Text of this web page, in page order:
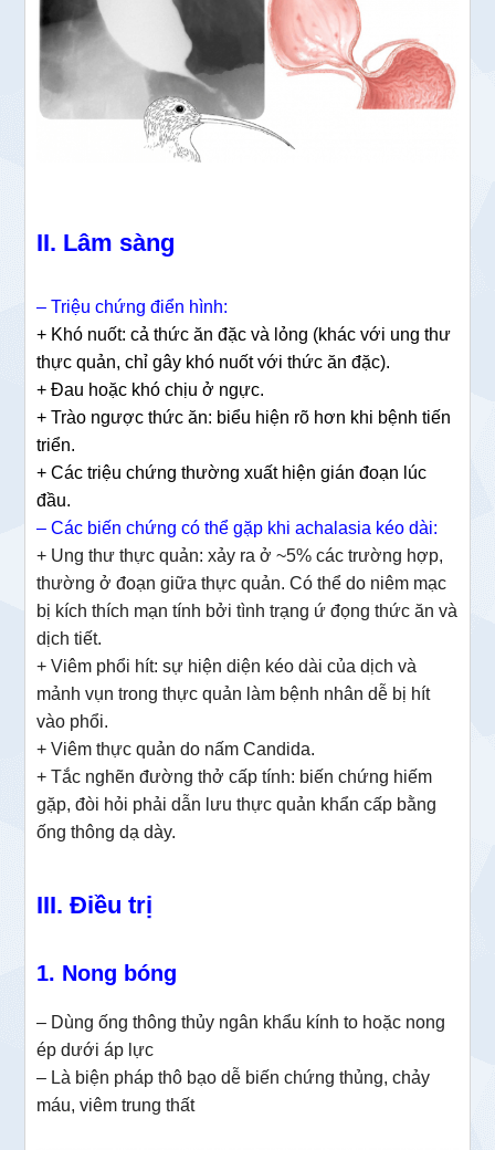
II. Lâm sàng
– Triệu chứng điển hình:
+ Khó nuốt: cả thức ăn đặc và lỏng (khác với ung thư
thực quản, chỉ gây khó nuốt với thức ăn đặc).
+ Đau hoặc khó chịu ở ngực.
+ Trào ngược thức ăn: biểu hiện rõ hơn khi bệnh tiến
triển.
+ Các triệu chứng thường xuất hiện gián đoạn lúc
đầu.
– Các biến chứng có thể gặp khi achalasia kéo dài:
+ Ung thư thực quản: xảy ra ở ~5% các trường hợp,
thường ở đoạn giữa thực quản. Có thể do niêm mạc
bị kích thích mạn tính bởi tình trạng ứ đọng thức ăn và
dịch tiết.
+ Viêm phổi hít: sự hiện diện kéo dài của dịch và
mảnh vụn trong thực quản làm bệnh nhân dễ bị hít
vào phổi.
+ Viêm thực quản do nấm Candida.
+ Tắc nghẽn đường thở cấp tính: biến chứng hiếm
gặp, đòi hỏi phải dẫn lưu thực quản khẩn cấp bằng
ống thông dạ dày.
III. Điều trị
1. Nong bóng
– Dùng ống thông thủy ngân khẩu kính to hoặc nong
ép dưới áp lực
– Là biện pháp thô bạo dễ biến chứng thủng, chảy
máu, viêm trung thất